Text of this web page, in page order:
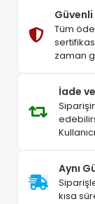
Güvenli
Tüm
zaman
İade
Aynı
kısa